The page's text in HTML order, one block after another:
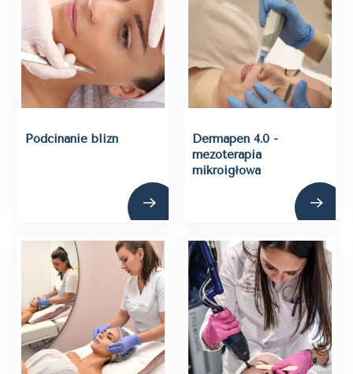
Podcinanie blizn
Dermapen 4.0 -
mezoterapia
mikroigłowa